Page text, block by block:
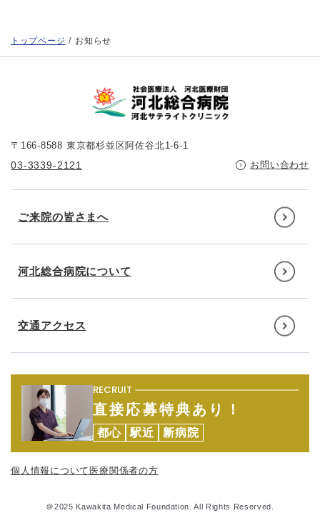
トップページ お知らせ
〒166-8588 東京都杉並区阿佐谷北1-6-1
03-3339-2121 お問い合わせ
ご来院の皆さまへ
河北総合病院について
交通アクセス
RECRUIT
直接応募特典あり！
都心 駅近 新病院
個人情報について 医療関係者の方
＠2025 Kawakita Medical Foundation. All Rights Reserved.